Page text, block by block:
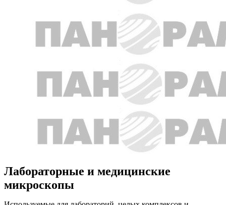
Лабораторные и медицинские
микроскопы